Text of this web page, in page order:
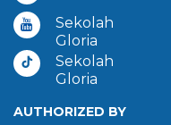
Sekolah
Gloria
Sekolah
Gloria
AUTHORIZED BY